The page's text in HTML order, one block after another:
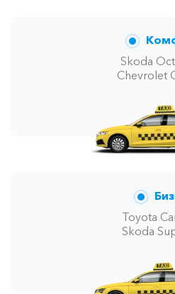
Skoda
Chevrolet
Toyota
Skoda